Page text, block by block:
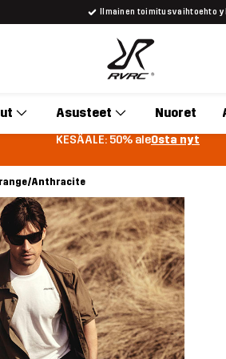
Ilmainen toimitusvaihtoehto
Asusteet Nuoret
KESÄALE: 50% aleOsta nyt
Anthracite